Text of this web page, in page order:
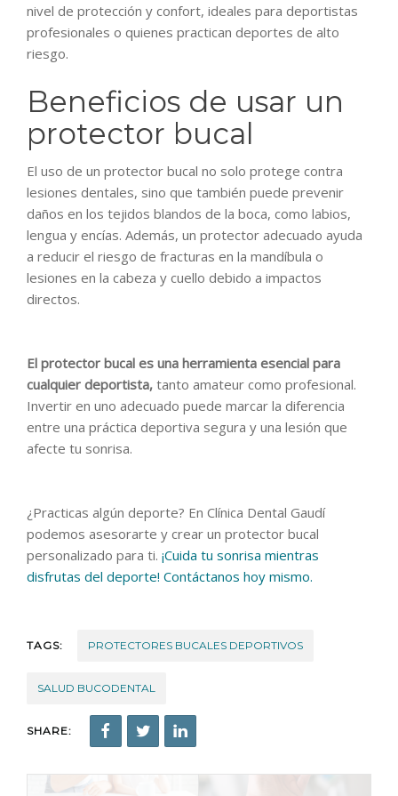
nivel de protección y confort, ideales para deportistas
profesionales o quienes practican deportes de alto
riesgo.
Beneficios de usar un
protector bucal
El uso de un protector bucal no solo protege contra
lesiones dentales, sino que también puede prevenir
daños en los tejidos blandos de la boca, como labios,
lengua y encías. Además, un protector adecuado ayuda
a reducir el riesgo de fracturas en la mandíbula o
lesiones en la cabeza y cuello debido a impactos
directos.
El protector bucal es una herramienta esencial para
cualquier deportista, tanto amateur como profesional.
Invertir en uno adecuado puede marcar la diferencia
entre una práctica deportiva segura y una lesión que
afecte tu sonrisa.
¿Practicas algún deporte? En Clínica Dental Gaudí
podemos asesorarte y crear un protector bucal
personalizado para ti. ¡Cuida tu sonrisa mientras
disfrutas del deporte! Contáctanos hoy mismo.
TAGS: PROTECTORES BUCALES DEPORTIVOS
SALUD BUCODENTAL
SHARE: